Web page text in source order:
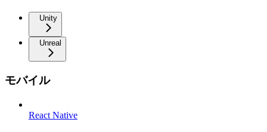
Unity
Unreal
モバイル
React Native